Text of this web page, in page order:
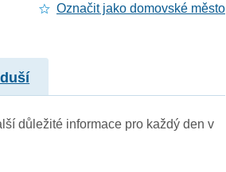
Označit jako domovské město
důležité informace pro každý den v